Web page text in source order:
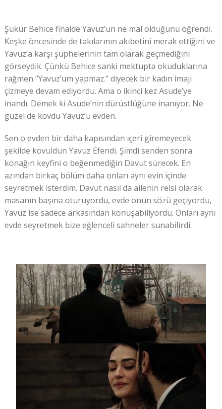
Şükür Behice finalde Yavuz’un ne mal olduğunu öğrendi.
Keşke öncesinde de takılarının akıbetini merak ettiğini ve
Yavuz’a karşı şüphelerinin tam olarak geçmediğini
görseydik. Çünkü Behice sanki mektupta okuduklarına
rağmen “Yavuz’um yapmaz.” diyecek bir kadın imajı
çizmeye devam ediyordu. Ama o ikinci kez Asude’ye
inandı. Demek ki Asude’nin dürüstlüğüne inanıyor. Ne
güzel de kovdu Yavuz’u evden.
Sen o evden bir daha kapısından içeri giremeyecek
şekilde kovuldun Yavuz Efendi. Şimdi senden sonra
konağın keyfini o beğenmediğin Davut sürecek. En
azından birkaç bölüm daha onları aynı evin içinde
seyretmek isterdim. Davut nasıl da ailenin reisi olarak
masanın başına oturuyordu, evde onun sözü geçiyordu,
Yavuz ise sadece arkasından konuşabiliyordu. Onları aynı
evde seyretmek bize eğlenceli sahneler sunabilirdi.